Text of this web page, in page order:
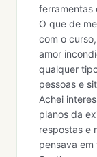
ferramentas
O que de
com o
amor
qualquer
pessoas e
Achei
planos da
respostas e
pensava em